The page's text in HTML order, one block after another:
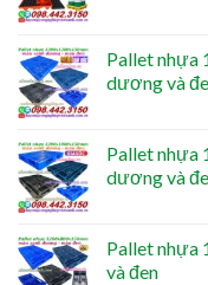
Pallet nhựa
dương và
Pallet nhựa
dương và
Pallet nhựa
và đen